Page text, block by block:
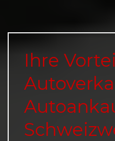
Ihre